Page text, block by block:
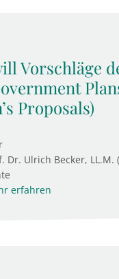
Vorschläge
Proposals)
Dr. Ulrich Becker, LL.M.
erfahren